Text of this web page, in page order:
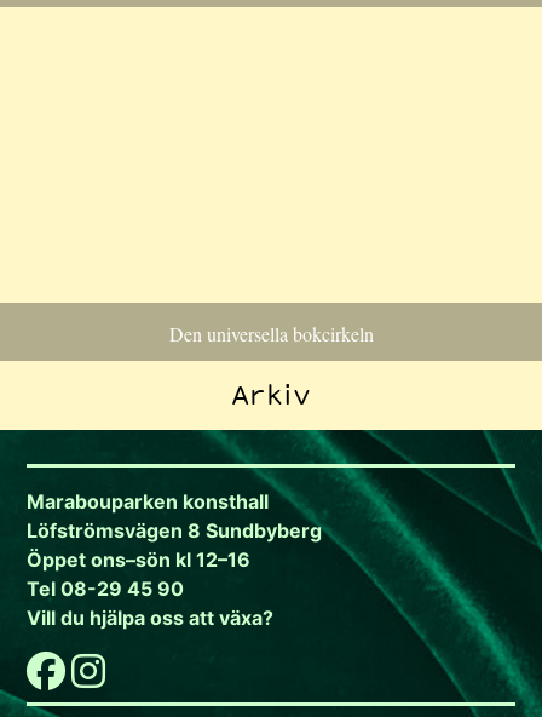
Den universella bokcirkeln
Arkiv
Marabouparken konsthall
Löfströmsvägen 8 Sundbyberg
Öppet ons–sön kl 12–16
Tel 08-29 45 90
Vill du hjälpa oss att växa?